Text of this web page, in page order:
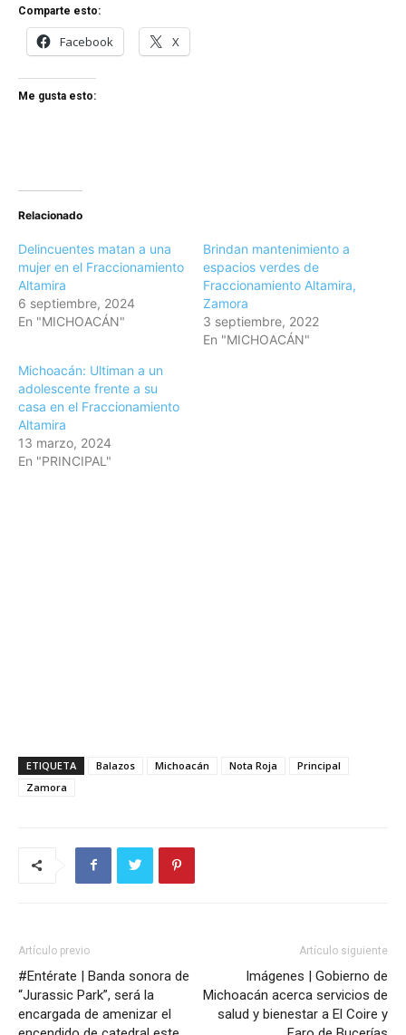
Comparte esto:
Facebook X
Me gusta esto:
Relacionado
Delincuentes matan a una
mujer en el Fraccionamiento
Altamira
6 septiembre, 2024
En "MICHOACÁN"
Brindan mantenimiento a
espacios verdes de
Fraccionamiento Altamira,
Zamora
3 septiembre, 2022
En "MICHOACÁN"
Michoacán: Ultiman a un
adolescente frente a su
casa en el Fraccionamiento
Altamira
13 marzo, 2024
En "PRINCIPAL"
ETIQUETA Balazos Michoacán Nota Roja
Principal
Zamora
Artículo previo
#Entérate | Banda sonora de
“Jurassic Park”, será la
encargada de amenizar el
Artículo siguiente
Imágenes | Gobierno de
Michoacán acerca servicios de
salud y bienestar a El Coire y